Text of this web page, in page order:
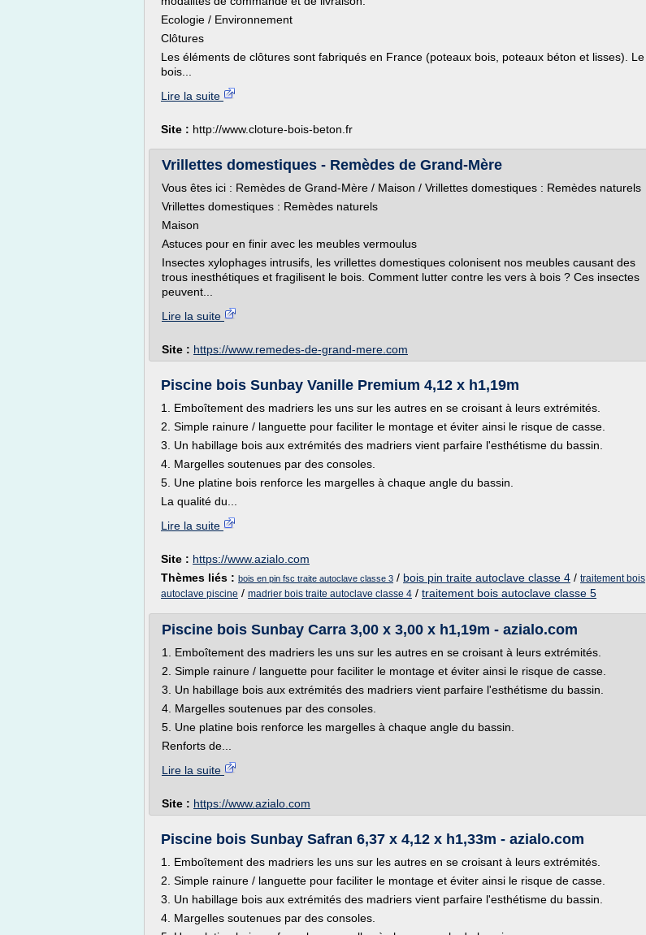
Ecologie / Environnement
Clôtures
Les éléments de clôtures sont fabriqués en France (poteaux bois, poteaux béton et lisses). Le
bois...
Lire la suite
Site : http://www.cloture-bois-beton.fr
Vrillettes domestiques - Remèdes de Grand-Mère
Vous êtes ici : Remèdes de Grand-Mère / Maison / Vrillettes domestiques : Remèdes naturels
Vrillettes domestiques : Remèdes naturels
Maison
Astuces pour en finir avec les meubles vermoulus
Insectes xylophages intrusifs, les vrillettes domestiques colonisent nos meubles causant des
trous inesthétiques et fragilisent le bois. Comment lutter contre les vers à bois ? Ces insectes
peuvent...
Lire la suite
Site : https://www.remedes-de-grand-mere.com
Piscine bois Sunbay Vanille Premium 4,12 x h1,19m
1. Emboîtement des madriers les uns sur les autres en se croisant à leurs extrémités.
2. Simple rainure / languette pour faciliter le montage et éviter ainsi le risque de casse.
3. Un habillage bois aux extrémités des madriers vient parfaire l'esthétisme du bassin.
4. Margelles soutenues par des consoles.
5. Une platine bois renforce les margelles à chaque angle du bassin.
La qualité du...
Lire la suite
Site : https://www.azialo.com
Thèmes liés : bois en pin fsc traite autoclave classe 3 / bois pin traite autoclave classe 4 / traitement bois
autoclave piscine / madrier bois traite autoclave classe 4 / traitement bois autoclave classe 5
Piscine bois Sunbay Carra 3,00 x 3,00 x h1,19m - azialo.com
1. Emboîtement des madriers les uns sur les autres en se croisant à leurs extrémités.
2. Simple rainure / languette pour faciliter le montage et éviter ainsi le risque de casse.
3. Un habillage bois aux extrémités des madriers vient parfaire l'esthétisme du bassin.
4. Margelles soutenues par des consoles.
5. Une platine bois renforce les margelles à chaque angle du bassin.
Renforts de...
Lire la suite
Site : https://www.azialo.com
Piscine bois Sunbay Safran 6,37 x 4,12 x h1,33m - azialo.com
1. Emboîtement des madriers les uns sur les autres en se croisant à leurs extrémités.
2. Simple rainure / languette pour faciliter le montage et éviter ainsi le risque de casse.
3. Un habillage bois aux extrémités des madriers vient parfaire l'esthétisme du bassin.
4. Margelles soutenues par des consoles.